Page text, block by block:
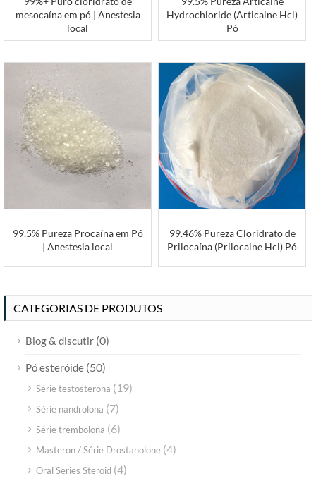
mesocaína em pó | Anestesia
local
Hydrochloride (Articaine Hcl)
Pó
99.5% Pureza Procaína em Pó
| Anestesia local
99.46% Pureza Cloridrato de
Prilocaína (Prilocaine Hcl) Pó
CATEGORIAS DE PRODUTOS
Blog & discutir (0)
Pó esteróide (50)
Série testosterona (19)
Série nandrolona (7)
Série trembolona (6)
Masteron / Série Drostanolone (4)
Oral Series Steroid (4)